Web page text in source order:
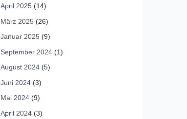
April 2025 (14)
März 2025 (26)
Januar 2025 (9)
September 2024 (1)
August 2024 (5)
Juni 2024 (3)
Mai 2024 (9)
April 2024 (3)